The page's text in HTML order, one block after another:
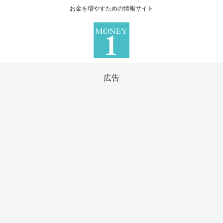
お金を増やすための情報サイト
広告